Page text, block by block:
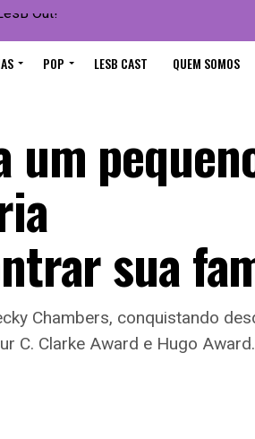
POP LESB CAST QUEM SOMOS
um
sua
Chambers, conquistando
Clarke Award e Hugo